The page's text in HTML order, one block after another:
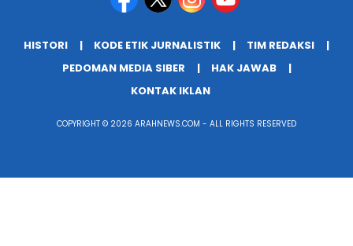
HISTORI KODE ETIK JURNALISTIK
TIM REDAKSI
PEDOMAN MEDIA SIBER
HAK JAWAB
KONTAK IKLAN
COPYRIGHT © 2026 ARAHNEWS.COM - ALL RIGHTS RESERVED